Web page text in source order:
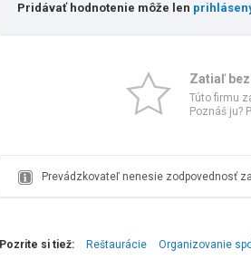
Pridávať hodnotenie môže len
Zatiaľ
Túto firmu
Poznáš ju?
Prevádzkovateľ nenesie zodpovednosť
Pozrite si tiež: Reštaurácie Organizovanie